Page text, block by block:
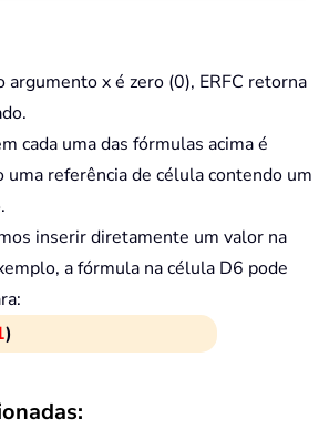
argumento x é zero (0), ERFC retorna
cada uma das fórmulas acima é
uma referência de célula contendo um
inserir diretamente um valor na
a fórmula na célula D6 pode
)